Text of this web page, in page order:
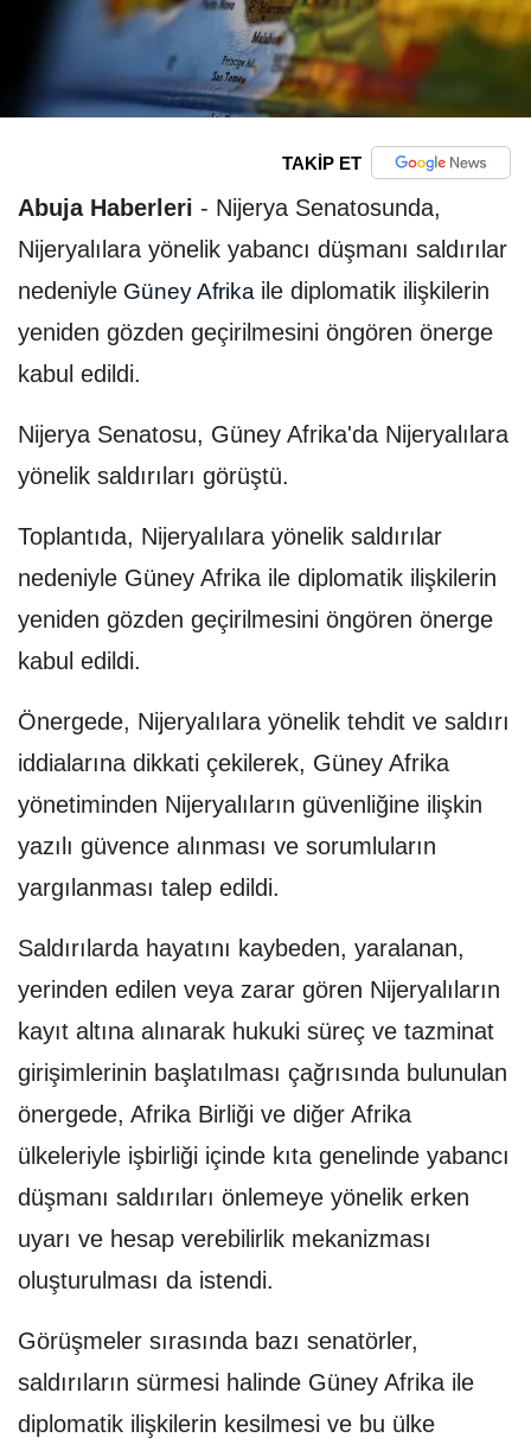
TAKİP ET
Abuja Haberleri - Nijerya Senatosunda,
Nijeryalılara yönelik yabancı düşmanı saldırılar
nedeniyle Güney Afrika ile diplomatik ilişkilerin
yeniden gözden geçirilmesini öngören önerge
kabul edildi.
Nijerya Senatosu, Güney Afrika'da Nijeryalılara
yönelik saldırıları görüştü.
Toplantıda, Nijeryalılara yönelik saldırılar
nedeniyle Güney Afrika ile diplomatik ilişkilerin
yeniden gözden geçirilmesini öngören önerge
kabul edildi.
Önergede, Nijeryalılara yönelik tehdit ve saldırı
iddialarına dikkati çekilerek, Güney Afrika
yönetiminden Nijeryalıların güvenliğine ilişkin
yazılı güvence alınması ve sorumluların
yargılanması talep edildi.
Saldırılarda hayatını kaybeden, yaralanan,
yerinden edilen veya zarar gören Nijeryalıların
kayıt altına alınarak hukuki süreç ve tazminat
girişimlerinin başlatılması çağrısında bulunulan
önergede, Afrika Birliği ve diğer Afrika
ülkeleriyle işbirliği içinde kıta genelinde yabancı
düşmanı saldırıları önlemeye yönelik erken
uyarı ve hesap verebilirlik mekanizması
oluşturulması da istendi.
Görüşmeler sırasında bazı senatörler,
saldırıların sürmesi halinde Güney Afrika ile
diplomatik ilişkilerin kesilmesi ve bu ülke